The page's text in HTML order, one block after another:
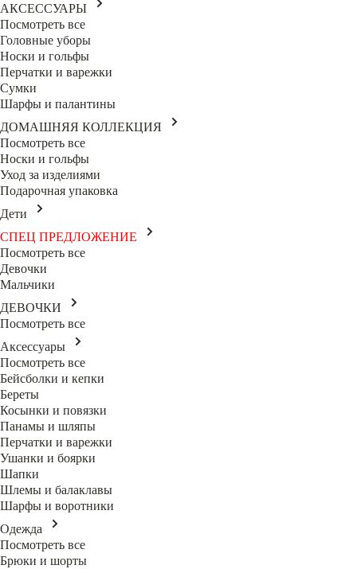
АКСЕССУАРЫ
Посмотреть все
Головные уборы
Носки и гольфы
Перчатки и варежки
Сумки
Шарфы и палантины
ДОМАШНЯЯ КОЛЛЕКЦИЯ
Посмотреть все
Носки и гольфы
Уход за изделиями
Подарочная упаковка
Дети
СПЕЦ ПРЕДЛОЖЕНИЕ
Посмотреть все
Девочки
Мальчики
ДЕВОЧКИ
Посмотреть все
Аксессуары
Посмотреть все
Бейсболки и кепки
Береты
Косынки и повязки
Панамы и шляпы
Перчатки и варежки
Ушанки и боярки
Шапки
Шлемы и балаклавы
Шарфы и воротники
Одежда
Посмотреть все
Брюки и шорты